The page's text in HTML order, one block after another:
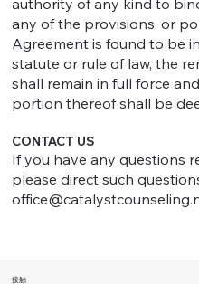
authority of any kind to
any of the provisions, or
Agreement is found to be
statute or rule of law, the
shall remain in full force
portion thereof shall be
CONTACT US
If you have any questions
please direct such
接触